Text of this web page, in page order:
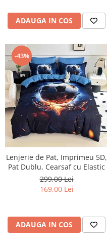
ADAUGA IN COS
-43%
Lenjerie de Pat, Imprimeu 5D,
Pat Dublu, Cearsaf cu Elastic
299,00 Lei
169,00 Lei
ADAUGA IN COS